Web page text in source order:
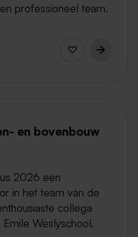
professioneel team.
en bovenbouw
2026 een
in het team van de
collega
Weslyschool.